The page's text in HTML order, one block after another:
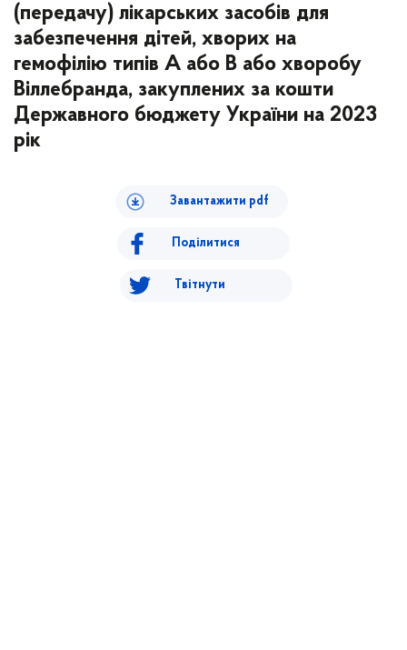
(передачу) лікарських засобів для
забезпечення дітей, хворих на
гемофілію типів А або В або хворобу
Віллебранда, закуплених за кошти
Державного бюджету України на 2023
рік
Завантажити pdf
Поділитися
Твітнути